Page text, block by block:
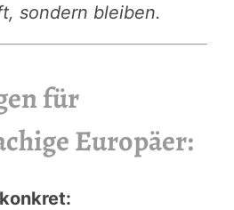
sondern bleiben.
für
Europäer: